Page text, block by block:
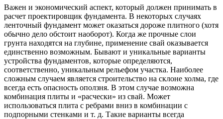
Важен и экономический аспект, который должен принимать в
расчет проектировщик фундамента. В некоторых случаях
ленточный фундамент может оказаться дороже плитного (хотя
обычно дело обстоит наоборот). Когда же прочные слои
грунта находятся на глубине, применение свай оказывается
единственно возможным. Бывают и уникальные варианты
устройства фундаментов, которые определяются,
соответственно, уникальным рельефом участка. Наиболее
сложным случаем является строительство на склоне холма, где
всегда есть опасность оползня. В этом случае возможна
комбинация плиты и «расчески» из свай. Может
использоваться плита с ребрами вниз в комбинации с
подпорными стенками и т. д. Такие варианты всегда